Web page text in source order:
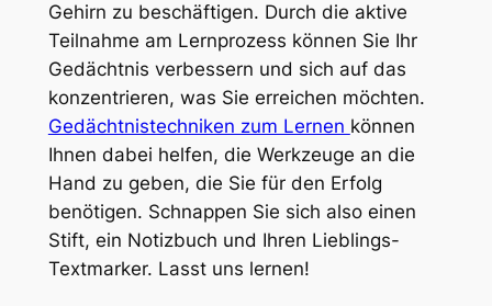
Gehirn zu beschäftigen. Durch die aktive
Teilnahme am Lernprozess können Sie Ihr
Gedächtnis verbessern und sich auf das
konzentrieren, was Sie erreichen möchten.
Gedächtnistechniken zum Lernen können
Ihnen dabei helfen, die Werkzeuge an die
Hand zu geben, die Sie für den Erfolg
benötigen. Schnappen Sie sich also einen
Stift, ein Notizbuch und Ihren Lieblings-
Textmarker. Lasst uns lernen!